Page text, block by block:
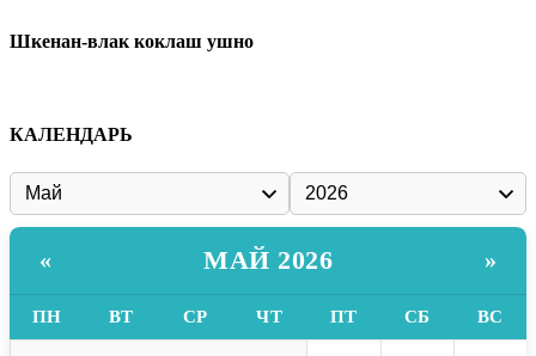
Шкенан-влак коклаш ушно
КАЛЕНДАРЬ
« МАЙ 2026 »
ПН ВТ СР ЧТ ПТ СБ ВС